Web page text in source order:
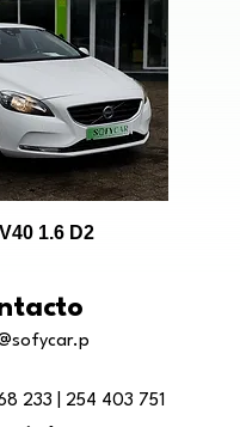
1.6 D2
233 254 403 751